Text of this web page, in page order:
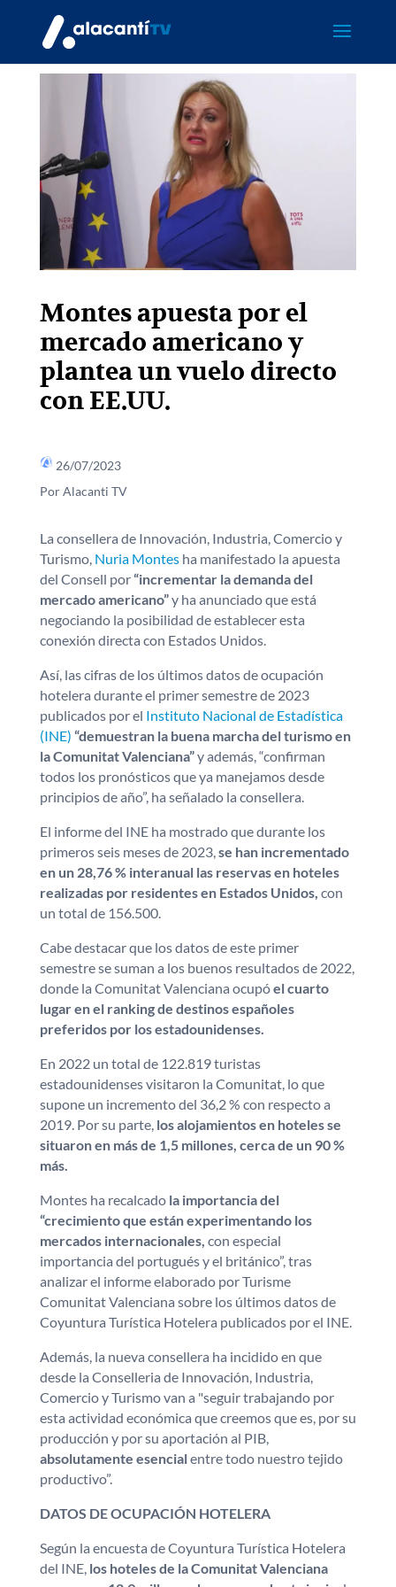
Montes apuesta por el
mercado americano y
plantea un vuelo directo
con EE.UU.
26/07/2023
Por Alacanti TV
La consellera de Innovación, Industria, Comercio y
Turismo, Nuria Montes ha manifestado la apuesta
del Consell por“incrementar la demanda del
mercado americano”y ha anunciado que está
negociando la posibilidad de establecer esta
conexión directa con Estados Unidos.
Así, las cifras de los últimos datos de ocupación
hotelera durante el primer semestre de 2023
publicados por el Instituto Nacional de Estadística
(INE) “demuestran la buena marcha del turismo en
la Comunitat Valenciana”y además, “confirman
todos los pronósticos que ya manejamos desde
principios de año”, ha señalado la consellera.
El informe del INE ha mostrado que durante los
primeros seis meses de 2023, se han incrementado
en un 28,76 % interanual las reservas en hoteles
realizadas por residentes en Estados Unidos, con
un total de 156.500.
Cabe destacar que los datos de este primer
semestre se suman a los buenos resultados de 2022,
donde la Comunitat Valenciana ocupóel cuarto
lugar en el ranking de destinos españoles
preferidos por los estadounidenses.
En 2022 un total de 122.819 turistas
estadounidenses visitaron la Comunitat, lo que
supone un incremento del 36,2 % con respecto a
2019. Por su parte, los alojamientos en hoteles se
situaron en más de 1,5 millones, cerca de un 90 %
más.
Montes ha recalcado la importancia del
“crecimiento que están experimentando los
mercados internacionales, con especial
importancia del portugués y el británico”, tras
analizar el informe elaborado por Turisme
Comunitat Valenciana sobre los últimos datos de
Coyuntura Turística Hotelera publicados por el INE.
Además, la nueva consellera ha incidido en que
desde la Conselleria de Innovación, Industria,
Comercio y Turismo van a "seguir trabajando por
esta actividad económica que creemos que es, por su
producción y por su aportación al PIB,
absolutamente esencialentre todo nuestro tejido
productivo”.
DATOS DE OCUPACIÓN HOTELERA
Según la encuesta de Coyuntura Turística Hotelera
del INE, los hoteles de la Comunitat Valenciana